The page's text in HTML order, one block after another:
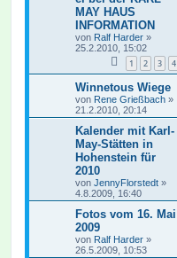
MAY HAUS
INFORMATION
von Ralf Harder »
25.2.2010, 15:02
1 2 3 4
Winnetous Wiege
von Rene Grießbach »
21.2.2010, 20:14
Kalender mit Karl-
May-Stätten in
Hohenstein für
2010
von JennyFlorstedt »
4.8.2009, 16:40
Fotos vom 16. Mai
2009
von Ralf Harder »
26.5.2009, 10:53